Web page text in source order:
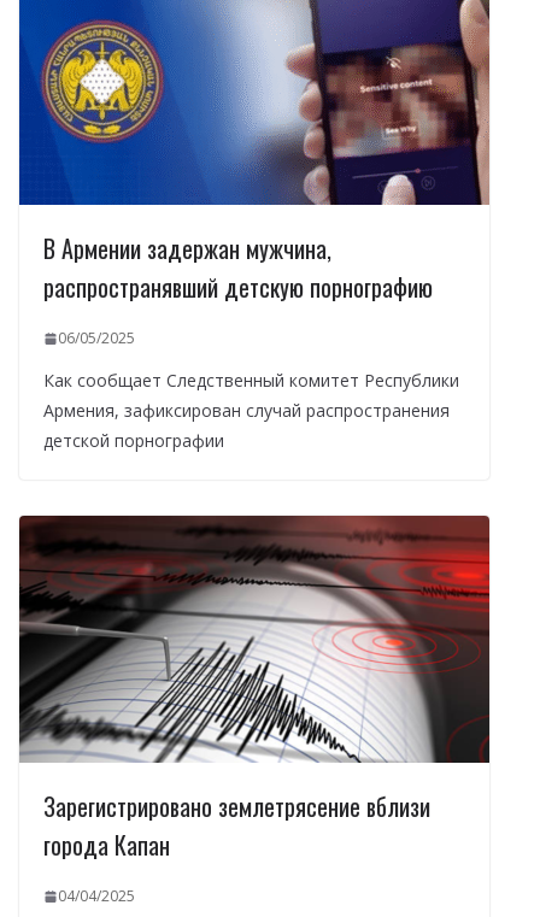
В Армении задержан мужчина,
распространявший детскую порнографию
06/05/2025
Как сообщает Следственный комитет Республики
Армения, зафиксирован случай распространения
детской порнографии
Зарегистрировано землетрясение вблизи
города Капан
04/04/2025